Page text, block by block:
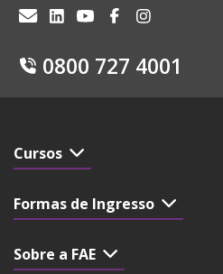
0800 727 4001
Cursos
Formas de Ingresso
Sobre a FAE